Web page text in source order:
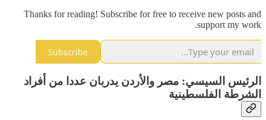
Thanks for reading! Subscribe for free to receive new posts and
support my work.
Subscribe
الرئيس السيسي: مصر والأردن يدربان عددا من أفراد
الشرطة الفلسطينية